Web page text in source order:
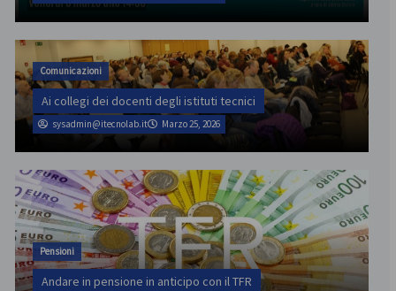
Comunicazioni
Ai collegi dei docenti degli istituti tecnici
sysadmin@itecnolab.it Marzo 25, 2026
Pensioni
Andare in pensione in anticipo con il TFR